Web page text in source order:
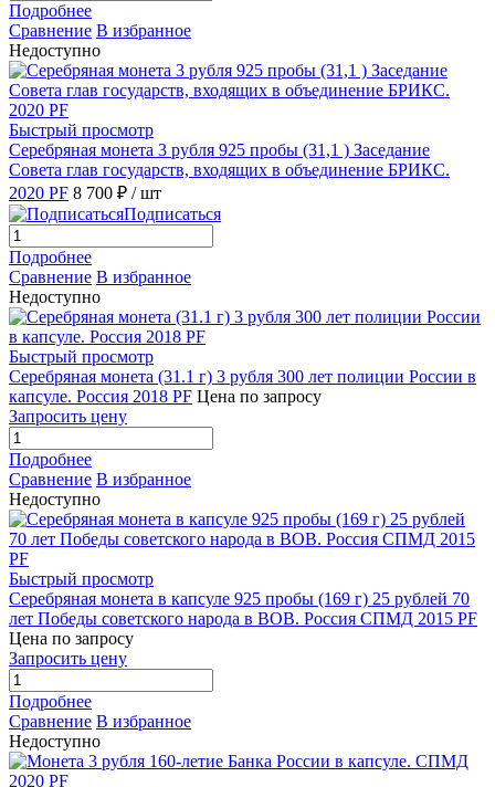
Подробнее
Сравнение В избранное
Недоступно
Быстрый просмотр
Серебряная монета 3 рубля 925 пробы (31,1 ) Заседание
Совета глав государств, входящих в объединение БРИКС.
2020 PF 8 700 ₽ / шт
Подписаться
Подробнее
Сравнение В избранное
Недоступно
Быстрый просмотр
Серебряная монета (31.1 г) 3 рубля 300 лет полиции России в
капсуле. Россия 2018 PF Цена по запросу
Запросить цену
Подробнее
Сравнение В избранное
Недоступно
Быстрый просмотр
Серебряная монета в капсуле 925 пробы (169 г) 25 рублей 70
лет Победы советского народа в ВОВ. Россия СПМД 2015 PF
Цена по запросу
Запросить цену
Подробнее
Сравнение В избранное
Недоступно